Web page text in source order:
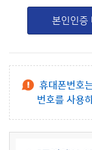
본인인증
휴대폰번호
번호를 사용